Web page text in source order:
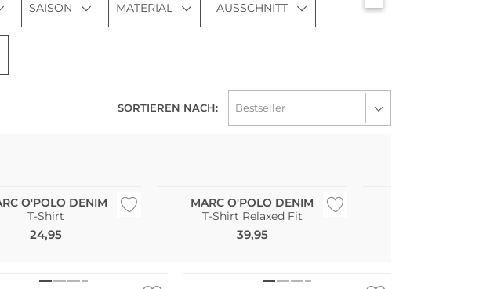
SAISON MATERIAL AUSSCHNITT
SORTIEREN NACH:
O'POLO DENIM
T-Shirt
24,95
MARC O'POLO DENIM
T-Shirt Relaxed Fit
39,95